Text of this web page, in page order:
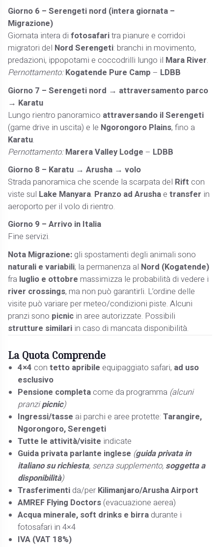
Giorno 6 – Serengeti nord (intera giornata –
Migrazione)
Giornata intera difotosafaritra pianure e corridoi
migratori del Nord Serengeti: branchi in movimento,
predazioni, ippopotami e coccodrilli lungo il Mara River.
Pernottamento:Kogatende Pure Camp – LDBB
Giorno 7 – Serengeti nord → attraversamento parco
→ Karatu
Lungo rientro panoramico attraversando il Serengeti
(game drive in uscita) e le Ngorongoro Plains, fino a
Karatu.
Pernottamento:Marera Valley Lodge – LDBB
Giorno 8 – Karatu → Arusha → volo
Strada panoramica che scende la scarpata del Rift con
viste sul Lake Manyara. Pranzo ad Arushaetransfer in
aeroporto per il volo di rientro.
Giorno 9 – Arrivo in Italia
Fine servizi.
Nota Migrazione: gli spostamenti degli animali sono
naturali e variabili; la permanenza al Nord (Kogatende)
fra luglio e ottobre massimizza le probabilità di vedere i
river crossings, ma non può garantirli. L’ordine delle
visite può variare per meteo/condizioni piste. Alcuni
pranzi sono picnic in aree autorizzate. Possibili
strutture similari in caso di mancata disponibilità.
La Quota Comprende
4×4 contetto apribile equipaggiato safari, ad uso
esclusivo
Pensione completacome da programma (alcuni
pranzipicnic)
Ingressi/tasse ai parchi e aree protette:Tarangire,
Ngorongoro, Serengeti
Tutte le attività/visite indicate
Guida privata parlante inglese (guida privata in
italiano su richiesta, senza supplemento, soggetta a
disponibilità)
Trasferimenti da/per Kilimanjaro/Arusha Airport
AMREF Flying Doctors (evacuazione aerea)
Acqua minerale, soft drinks e birra durante i
fotosafari in 4×4
IVA (VAT 18%)